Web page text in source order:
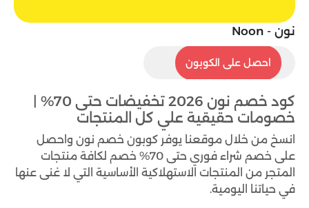
نون - Noon
VG75
احصل على الكوبون
كود خصم نون 2026 تخفيضات حتى 70% |
خصومات حقيقية علي كل المنتجات
انسخ من خلال موقعنا يوفر كوبون خصم نون واحصل
على خصم شراء فوري حتى 70% خصم لكافة منتجات
المتجر من المنتجات الاستهلاكية الأساسية التي لا غنى عنها
في حياتنا اليومية.